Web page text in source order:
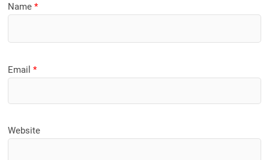
Name*
Email*
Website